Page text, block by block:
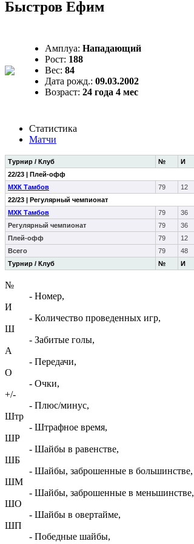
Быстров Ефим
Амплуа: Нападающий
Рост: 188
Вес: 84
Дата рожд.: 09.03.2002
Возраст: 24 года 4 мес
Статистика
Матчи
Турнир / Клуб № И
Турнир / Клуб № И
22/23 | Плей-офф
МХК Тамбов
79 12
22/23 | Регулярный чемпионат
МХК Тамбов
79 36
Регулярный чемпионат
79 36
Плей-офф
79 12
Всего
79 48
№
- Номер,
И
- Количество проведенных игр,
Ш
- Забитые голы,
А
- Передачи,
О
- Очки,
+/-
- Плюс/минус,
Штр
- Штрафное время,
ШР
- Шайбы в равенстве,
ШБ
- Шайбы, заброшенные в большинстве,
ШМ
- Шайбы, заброшенные в меньшинстве,
ШО
- Шайбы в овертайме,
ШП
- Победные шайбы,